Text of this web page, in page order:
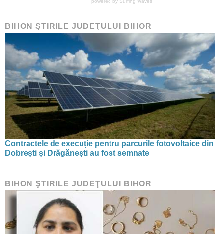
BIHON ŞTIRILE JUDEŢULUI BIHOR
Contractele de execuție pentru parcurile fotovoltaice din
Dobrești și Drăgănești au fost semnate
BIHON ŞTIRILE JUDEŢULUI BIHOR